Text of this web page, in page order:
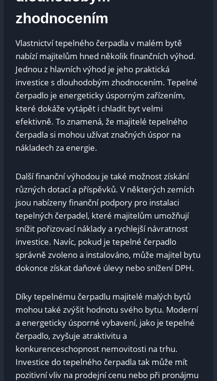
zhodnocením
Vlastnictví tepelného čerpadla v malém bytě
nabízí majitelům hned několik finančních výhod.
Jednou z hlavních výhod je jeho praktická
investice s dlouhodobým zhodnocením. Tepelné
čerpadlo je energeticky úsporným zařízením,
které dokáže vytápět i chladit byt velmi
efektivně. To znamená, že majitelé tepelného
čerpadla si mohou užívat značných úspor na
nákladech za energie.
Další finanční výhodou je také možnost získání
různých dotací a příspěvků. V některých zemích
jsou nabízeny finanční podpory pro instalaci
tepelných čerpadel, které majitelům umožňují
snížit pořizovací náklady a rychlejší návratnost
investice. Navíc, pokud je tepelné čerpadlo
správně zvoleno a instalováno, může majitel bytu
dokonce získat daňové úlevy nebo snížení DPH.
Díky tepelnému čerpadlu majitelé malých bytů
mohou také zvýšit hodnotu svého bytu. Moderní
a energeticky úsporné vybavení, jako je tepelné
čerpadlo, zvyšuje atraktivitu a
konkurenceschopnost nemovitosti na trhu.
Investice do tepelného čerpadla tak může mít
pozitivní vliv na prodejní cenu nebo při pronájmu